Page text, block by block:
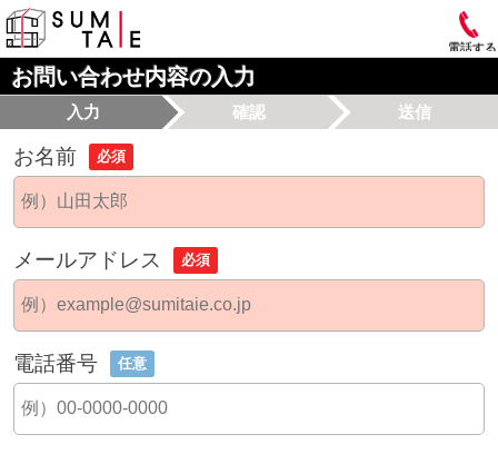
電話する
お問い合わせ内容の入力
入力 確認 送信
お名前 必須
メールアドレス 必須
電話番号 任意